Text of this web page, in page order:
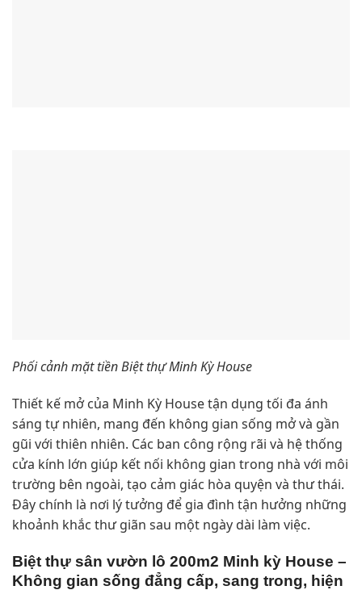
Phối cảnh mặt tiền Biệt thự Minh Kỳ House
Thiết kế mở của Minh Kỳ House tận dụng tối đa ánh
sáng tự nhiên, mang đến không gian sống mở và gần
gũi với thiên nhiên. Các ban công rộng rãi và hệ thống
cửa kính lớn giúp kết nối không gian trong nhà với môi
trường bên ngoài, tạo cảm giác hòa quyện và thư thái.
Đây chính là nơi lý tưởng để gia đình tận hưởng những
khoảnh khắc thư giãn sau một ngày dài làm việc.
Biệt thự sân vườn lô 200m2 Minh kỳ House –
Không gian sống đẳng cấp, sang trong, hiện